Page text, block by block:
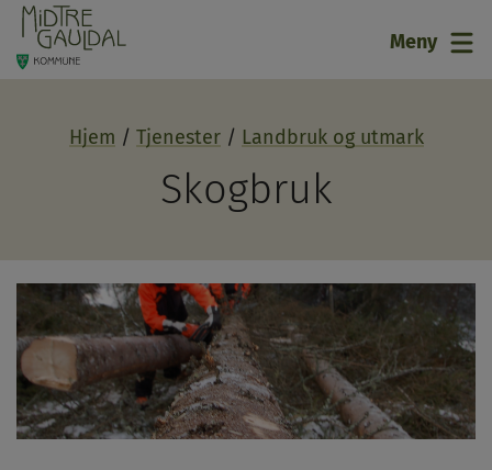
21 Meny
Hjem Tjenester Landbruk og utmark
Skogbruk